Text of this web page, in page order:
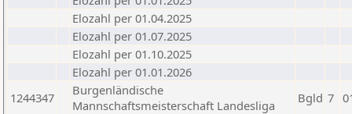
Elozahl per 01.04.2025
Elozahl per 01.07.2025
Elozahl per 01.10.2025
Elozahl per 01.01.2026
1244347
Burgenländische
Mannschaftsmeisterschaft Landesliga
Bgld 7